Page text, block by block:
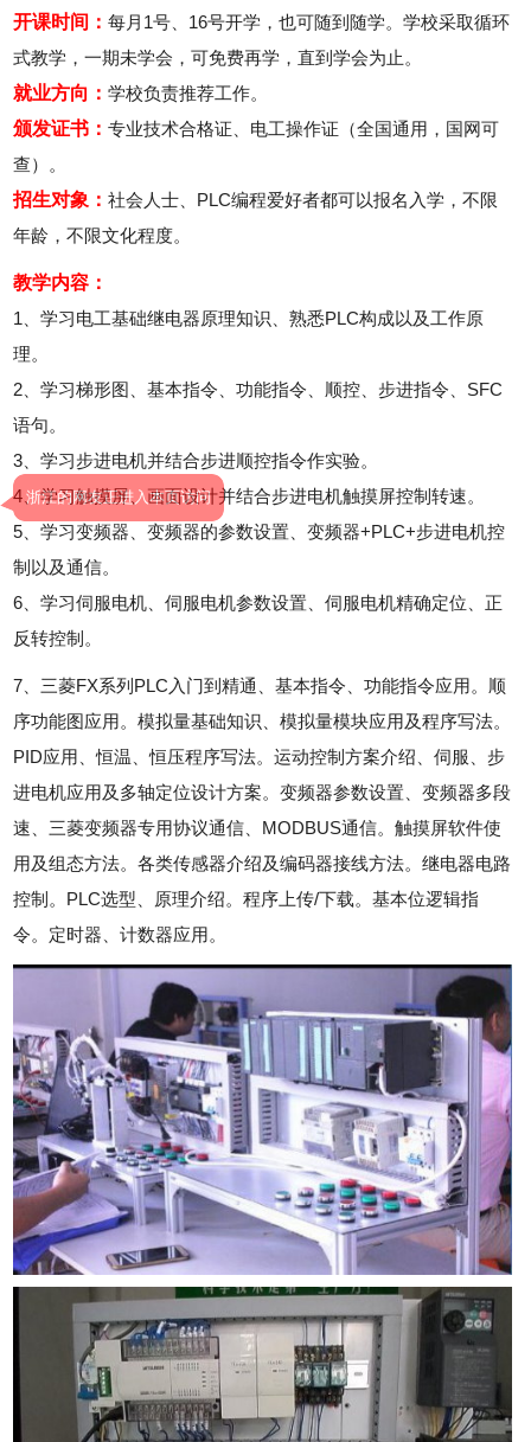
开课时间：每月1号、16号开学，也可随到随学。学校采取循环
式教学，一期未学会，可免费再学，直到学会为止。
就业方向：学校负责推荐工作。
颁发证书：专业技术合格证、电工操作证（全国通用，国网可
查）。
招生对象：社会人士、PLC编程爱好者都可以报名入学，不限
年龄，不限文化程度。
教学内容：
1、学习电工基础继电器原理知识、熟悉PLC构成以及工作原
理。
2、学习梯形图、基本指令、功能指令、顺控、步进指令、SFC
语句。
3、学习步进电机并结合步进顺控指令作实验。
4、学习触摸屏、画面设计并结合步进电机触摸屏控制转速。
5、学习变频器、变频器的参数设置、变频器+PLC+步进电机控
制以及通信。
6、学习伺服电机、伺服电机参数设置、伺服电机精确定位、正
反转控制。
7、三菱FX系列PLC入门到精通、基本指令、功能指令应用。顺
序功能图应用。模拟量基础知识、模拟量模块应用及程序写法。
PID应用、恒温、恒压程序写法。运动控制方案介绍、伺服、步
进电机应用及多轴定位设计方案。变频器参数设置、变频器多段
速、三菱变频器专用协议通信、MODBUS通信。触摸屏软件使
用及组态方法。各类传感器介绍及编码器接线方法。继电器电路
控制。PLC选型、原理介绍。程序上传/下载。基本位逻辑指
令。定时器、计数器应用。
浙江的网友正进入本页访问